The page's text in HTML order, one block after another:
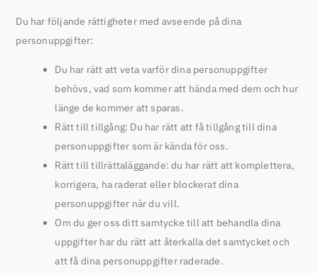
Du har följande rättigheter med avseende på dina
personuppgifter:
Du har rätt att veta varför dina personuppgifter
behövs, vad som kommer att hända med dem och hur
länge de kommer att sparas.
Rätt till tillgång: Du har rätt att få tillgång till dina
personuppgifter som är kända för oss.
Rätt till tillrättaläggande: du har rätt att komplettera,
korrigera, ha raderat eller blockerat dina
personuppgifter när du vill.
Om du ger oss ditt samtycke till att behandla dina
uppgifter har du rätt att återkalla det samtycket och
att få dina personuppgifter raderade.